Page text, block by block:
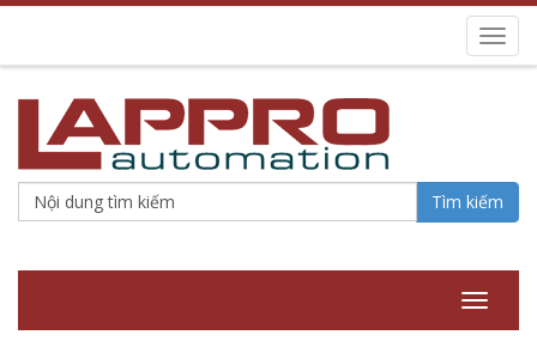
Tìm kiếm
Toggle